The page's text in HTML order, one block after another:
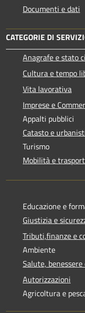
Documenti e dati
CATEGORIE DI
Anagrafe e stato
Cultura e tempo
Vita lavorativa
Imprese e
Appalti pubblici
Catasto e
Turismo
Mobilità e
Educazione e
Giustizia e
Tributi,finanze e
Ambiente
Salute,
Autorizzazioni
Agricoltura e